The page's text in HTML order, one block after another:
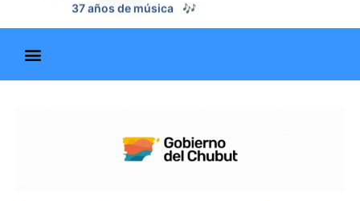
37 años de noticias 📰